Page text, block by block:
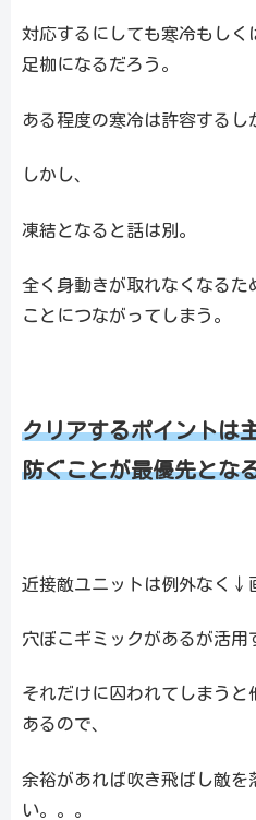
対応するにしても寒冷もしく
足枷になるだろう。
ある程度の寒冷は許容するし
しかし、
凍結となると話は別。
全く身動きが取れなくなるた
ことにつながってしまう。
クリアするポイントは
防ぐことが最優先とな
近接敵ユニットは例外なく↓
穴ぼこギミックがあるが活用
それだけに囚われてしまうと
あるので、
余裕があれば吹き飛ばし敵を
い。。。